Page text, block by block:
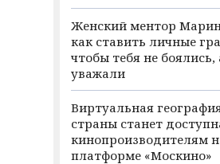
Женский ментор
как ставить личные
чтобы тебя не боялись,
уважали
Виртуальная
страны станет
кинопроизводителям
платформе «Москино»